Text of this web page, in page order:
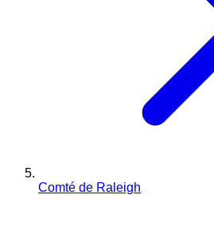
Comté de Raleigh